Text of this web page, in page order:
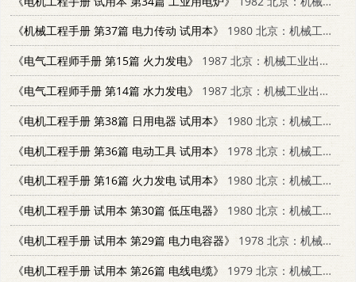
《机械工程手册 第37篇 电力传动 试用本》
1980 北京：机械工业出版社 15033·4661
《电气工程师手册 第15篇 火力发电》
1987 北京：机械工业出版社 15033·6479
《电气工程师手册 第14篇 水力发电》
1987 北京：机械工业出版社 15033·6479
《电机工程手册 第38篇 日用电器 试用本》
1980 北京：机械工业出版社
《电机工程手册 第36篇 电动工具 试用本》
1978 北京：机械工业出版社
《电机工程手册 第16篇 火力发电 试用本》
1980 北京：机械工业出版社 15033·4669
《电机工程手册 试用本 第30篇 低压电器》
1980 北京：机械工业出版社 15033·4654
《电机工程手册 试用本 第29篇 电力电容器》
1978 北京：机械工业出版社 15033·4510
《电机工程手册 试用本 第26篇 电线电缆》
1979 北京：机械工业出版社 15033·4516